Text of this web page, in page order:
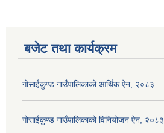
बजेट तथा कार्यक्रम
गोसाईकुण्ड गाउँपालिकाको आर्थिक ऐन, २०८३
गोसाईकुण्ड गाउँपालिकाको विनियोजन ऐन, २०८३